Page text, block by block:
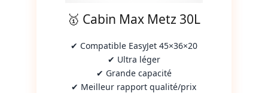
🥇 Cabin Max Metz 30L
✔ Compatible EasyJet 45×36×20
✔ Ultra léger
✔ Grande capacité
✔ Meilleur rapport qualité/prix